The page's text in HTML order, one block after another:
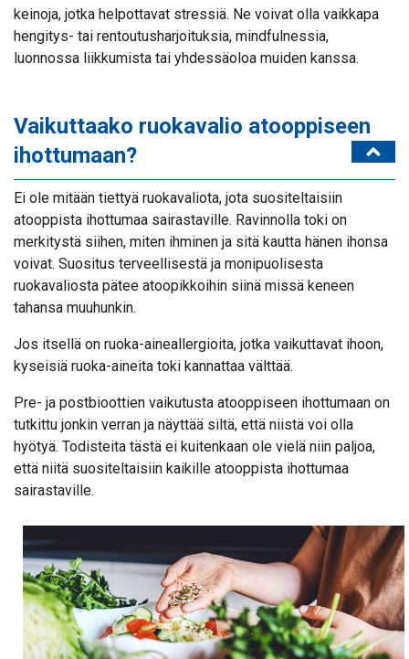
keinoja, jotka helpottavat stressiä. Ne voivat olla vaikkapa
hengitys- tai rentoutusharjoituksia, mindfulnessia,
luonnossa liikkumista tai yhdessäoloa muiden kanssa.
Vaikuttaako ruokavalio atooppiseen
ihottumaan?
Ei ole mitään tiettyä ruokavaliota, jota suositeltaisiin
atooppista ihottumaa sairastaville. Ravinnolla toki on
merkitystä siihen, miten ihminen ja sitä kautta hänen ihonsa
voivat. Suositus terveellisestä ja monipuolisesta
ruokavaliosta pätee atoopikkoihin siinä missä keneen
tahansa muuhunkin.
Jos itsellä on ruoka-aineallergioita, jotka vaikuttavat ihoon,
kyseisiä ruoka-aineita toki kannattaa välttää.
Pre- ja postbioottien vaikutusta atooppiseen ihottumaan on
tutkittu jonkin verran ja näyttää siltä, että niistä voi olla
hyötyä. Todisteita tästä ei kuitenkaan ole vielä niin paljoa,
että niitä suositeltaisiin kaikille atooppista ihottumaa
sairastaville.